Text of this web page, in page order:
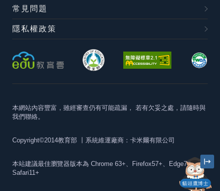
貓頭鷹博士
常見問題
隱私權政策
本網站內容豐富，雖經審查仍有可能疏漏， 若有欠妥之處，請隨時與
我們聯絡。
Copyright©2014教育部 丨系統維運廠商：卡米爾有限公司
本站建議最佳瀏覽器版本為 Chrome 63+、Firefox57+、Edge79+及
Safari11+